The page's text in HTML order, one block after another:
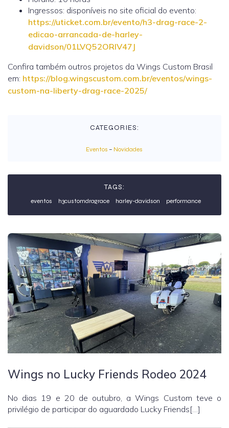
Ingressos: disponíveis no site oficial do evento:
https://uticket.com.br/evento/h3-drag-race-2-
edicao-arrancada-de-harley-
davidson/01LVQ52ORIV47J
Confira também outros projetos da Wings Custom Brasil
em: https://blog.wingscustom.com.br/eventos/wings-
custom-na-liberty-drag-race-2025/
CATEGORIES:
Eventos – Novidades
TAGS:
eventos h3customdragrace harley-davidson performance
Wings no Lucky Friends Rodeo 2024
No dias 19 e 20 de outubro, a Wings Custom teve o
privilégio de participar do aguardado Lucky Friends[…]